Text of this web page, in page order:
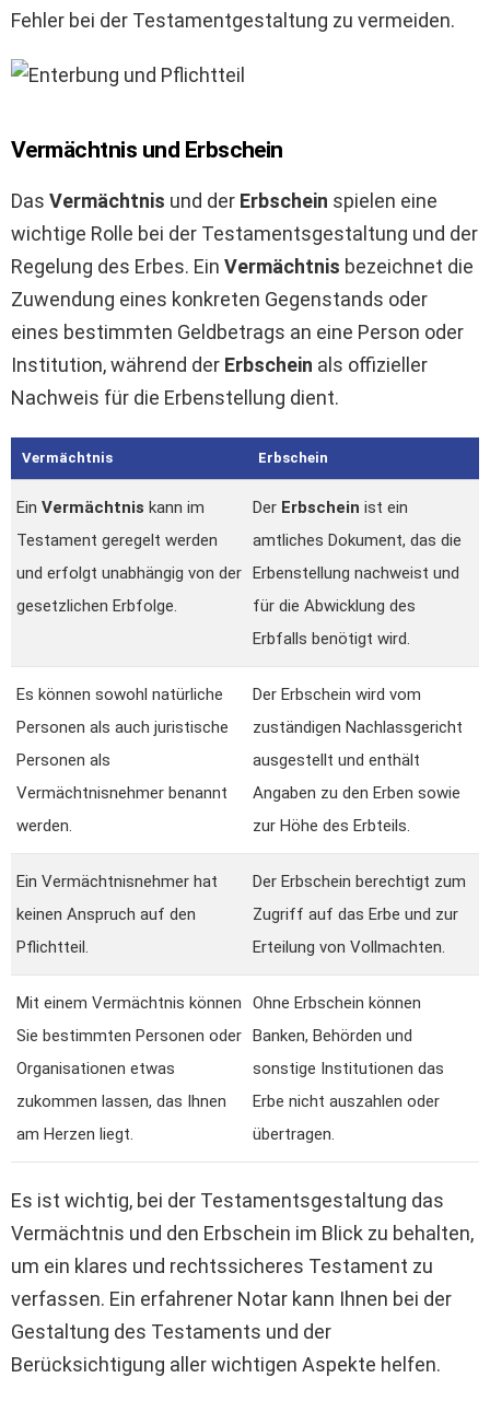
Fehler bei der Testamentgestaltung zu vermeiden.
Vermächtnis und Erbschein
Das Vermächtnis und der Erbschein spielen eine
wichtige Rolle bei der Testamentsgestaltung und der
Regelung des Erbes. Ein Vermächtnis bezeichnet die
Zuwendung eines konkreten Gegenstands oder
eines bestimmten Geldbetrags an eine Person oder
Institution, während der Erbschein als offizieller
Nachweis für die Erbenstellung dient.
Vermächtnis Erbschein
Ein Vermächtnis kann im
Testament geregelt werden
und erfolgt unabhängig von der
gesetzlichen Erbfolge.
Der Erbschein ist ein
amtliches Dokument, das die
Erbenstellung nachweist und
für die Abwicklung des
Erbfalls benötigt wird.
Es können sowohl natürliche
Personen als auch juristische
Personen als
Vermächtnisnehmer benannt
werden.
Der Erbschein wird vom
zuständigen Nachlassgericht
ausgestellt und enthält
Angaben zu den Erben sowie
zur Höhe des Erbteils.
Ein Vermächtnisnehmer hat
keinen Anspruch auf den
Pflichtteil.
Der Erbschein berechtigt zum
Zugriff auf das Erbe und zur
Erteilung von Vollmachten.
Mit einem Vermächtnis können
Sie bestimmten Personen oder
Organisationen etwas
zukommen lassen, das Ihnen
am Herzen liegt.
Ohne Erbschein können
Banken, Behörden und
sonstige Institutionen das
Erbe nicht auszahlen oder
übertragen.
Es ist wichtig, bei der Testamentsgestaltung das
Vermächtnis und den Erbschein im Blick zu behalten,
um ein klares und rechtssicheres Testament zu
verfassen. Ein erfahrener Notar kann Ihnen bei der
Gestaltung des Testaments und der
Berücksichtigung aller wichtigen Aspekte helfen.